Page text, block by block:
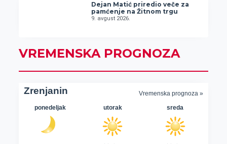
Dejan Matić priredio veče za
pamćenje na Žitnom trgu
9. avgust 2026.
VREMENSKA PROGNOZA